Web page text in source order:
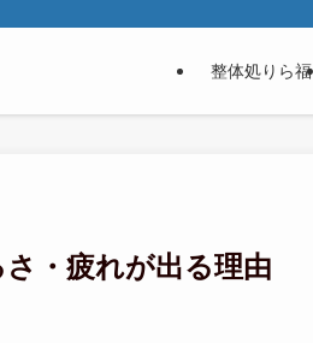
整体処りら福
さ・疲れが出る理由